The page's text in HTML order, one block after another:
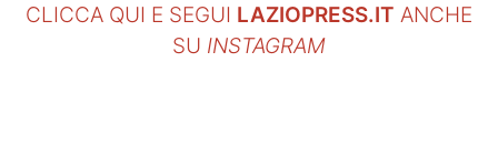
CLICCA QUI E SEGUI LAZIOPRESS.IT ANCHE
SU INSTAGRAM